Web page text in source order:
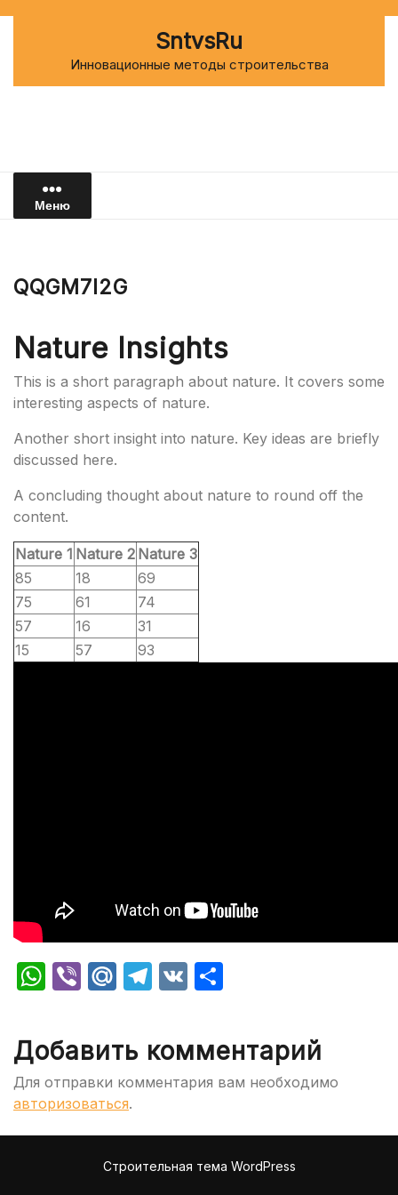
SntvsRu
Инновационные методы строительства
Меню
QQGM7I2G
Nature Insights
This is a short paragraph about nature. It covers some
interesting aspects of nature.
Another short insight into nature. Key ideas are briefly
discussed here.
A concluding thought about nature to round off the
content.
Nature 1 Nature 2 Nature 3
85
18
69
75
61
74
57
16
31
15
57 93
WhatsApp
ViberMail.Ru
Telegram
VK
Добавить комментарий
Для отправки комментария вам необходимо
авторизоваться.
Строительная тема WordPress